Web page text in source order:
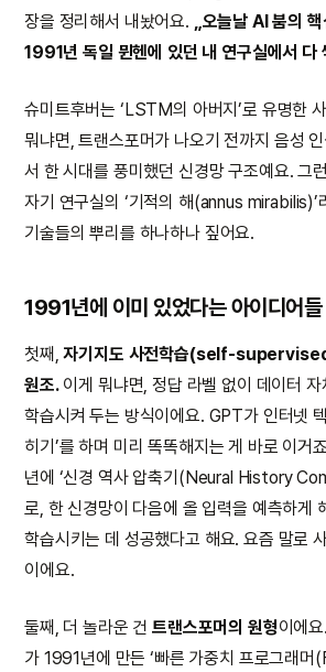
장을 정리해서 내놨어요. „오늘날 AI 붐의
1991년 독일 뮌헨에 있던 내 연구실에서 다
슈미트후버는 ‘LSTM의 아버지’로 유명한
뭐냐면, 트랜스포머가 나오기 전까지 음성
서 한 시대를 풍미했던 신경망 구조예요.
자기 연구실의 ‘기적의 해(annus mirabilis)’
기술들의 뿌리를 하나하나 짚어요.
1991년에 이미 있었다는 아이디어들
첫째,자기지도 사전학습(self-
원조.이게 뭐냐면, 정답 라벨 없이 데이터 자
학습시켜 두는 방식이에요. GPT가 인터넷
히기’를 하며 미리 똑똑해지는 게 바로 이거
년에 ‘신경 역사 압축기(Neural History
로, 한 신경망이 다음에 올 입력을 예측하게
학습시키는 데 성공했다고 해요. 요즘 말로
이에요.
둘째, 더 놀라운 건트랜스포머의 원형이에
가 1991년에 만든 ‘빠른 가중치 프로그래